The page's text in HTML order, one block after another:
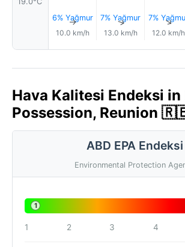
6% Yağmur
↑
10.0 km/h
7% Yağmur
↑
13.0 km/h
7% ↑
12.0 km/h
Hava Kalitesi Endeksi in
Possession, Reunion
ABD EPA Endeksi
Environmental Protection
1
1 2 3 4